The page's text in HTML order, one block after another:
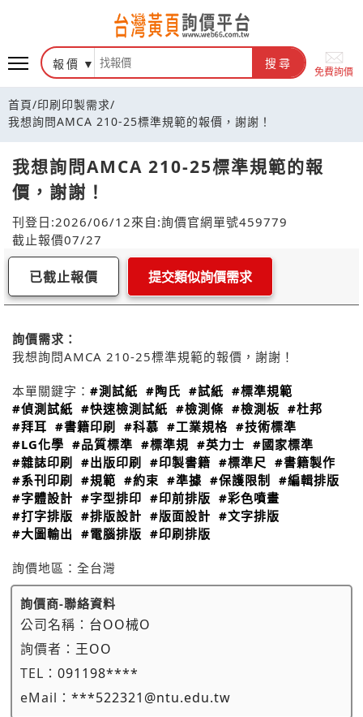
報價 搜尋
免費詢價
首頁/印刷印製需求/
我想詢問AMCA 210-25標準規範的報價，謝謝！
我想詢問AMCA 210-25標準規範的報
價，謝謝！
刊登日:2026/06/12來自:詢價官網單號459779
截止報價07/27
已截止報價 提交類似詢價需求
詢價需求：
我想詢問AMCA 210-25標準規範的報價，謝謝！
本單關鍵字： #測試紙 #陶氏 #試紙 #標準規範
#偵測試紙 #快速檢測試紙 #檢測條 #檢測板 #杜邦
#拜耳 #書籍印刷 #科慕 #工業規格 #技術標準
#LG化學 #品質標準 #標準規 #英力士 #國家標準
#雜誌印刷
#出版印刷 #印製書籍 #標準尺 #書籍製作
#系刊印刷
#規範 #約束 #準據 #保護限制
#編輯排版
#字體設計 #字型排印 #印前排版 #彩色噴畫
#打字排版 #排版設計 #版面設計 #文字排版
#大圖輸出 #電腦排版 #印刷排版
詢價地區： 全台灣
詢價商-聯絡資料
公司名稱： 台OO械O
詢價者： 王OO
TEL： 091198****
eMail： ***522321@ntu.edu.tw